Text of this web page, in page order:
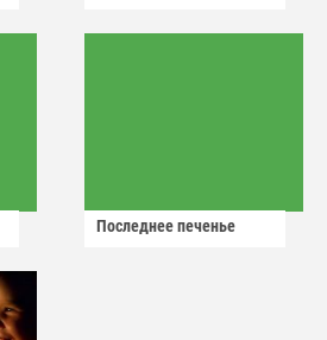
Последнее печенье